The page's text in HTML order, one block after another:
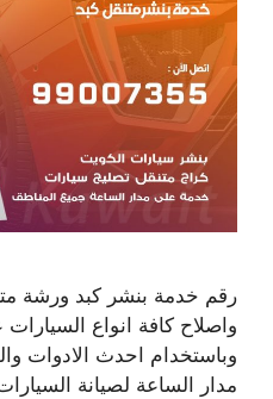
رقم خدمة بنشر كبد ورشة
واصلاح كافة انواع
وباستخدام احدث الادوات
مدار الساعة لصيانة